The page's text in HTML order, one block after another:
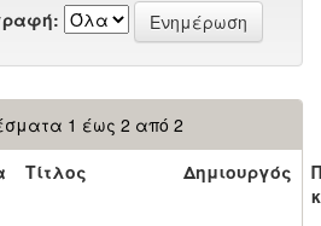
1 έως 2 από 2
Τίτλος Δημιουργός